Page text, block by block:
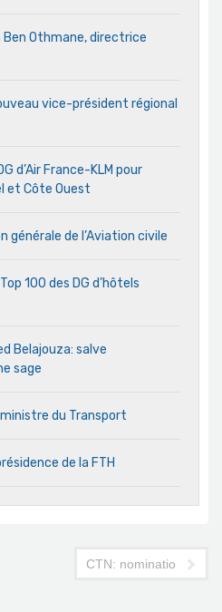
Ben Othmane, directrice
vice-président régional
d’Air France-KLM pour
et Côte Ouest
générale de l’Aviation civile
100 des DG d’hôtels
Belajouza: salve
sage
du Transport
de la FTH
les rennes de la FTAVCTN: nomination d'un